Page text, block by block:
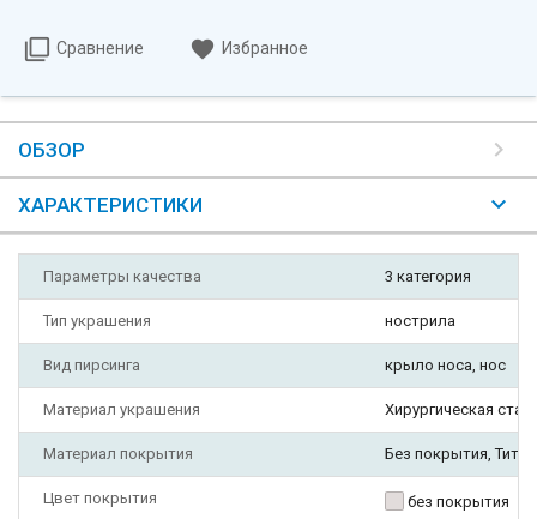
Сравнение Избранное
ОБЗОР
ХАРАКТЕРИСТИКИ
Параметры качества 3 категория
Тип украшения нострила
Вид пирсинга крыло носа, нос
Материал украшения Хирургическая
Материал покрытия Без покрытия,
Цвет покрытия
без покрытия